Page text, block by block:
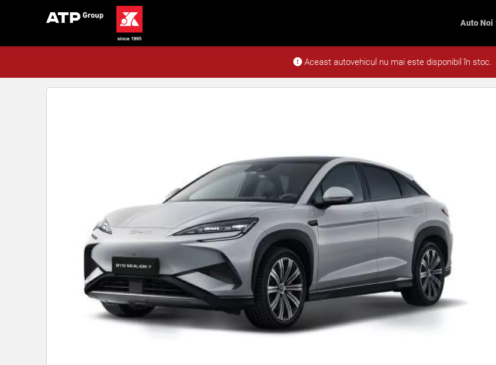
Auto Noi
Aceast autovehicul nu mai este disponibil în stoc.
BYD Sealion 7 5 uși Design Electric 390 kW AT AWD